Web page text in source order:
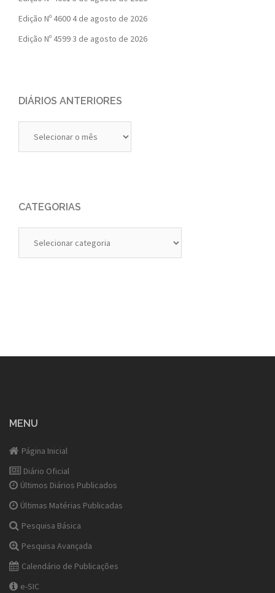
Edição Nº 4600 4 de agosto de 2026
Edição Nº 45993 de agosto de 2026
DIÁRIOS ANTERIORES
Anteriores
CATEGORIAS
MENU
Página Inicial
Diário Oficial
Últimos Diários Publicados
Últimas Matérias Publicadas
Pesquisa Básica
Pesquisa Avançada
Calendário de Publicações
e-SIC